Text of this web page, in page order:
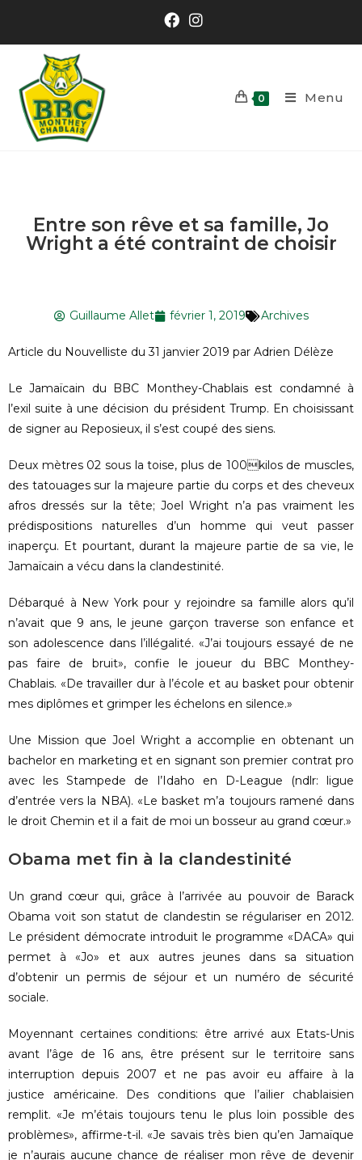
0 Menu
Entre son rêve et sa famille, Jo
Wright a été contraint de choisir
Guillaume Allet février 1, 2019 Archives
Article du Nouvelliste du 31 janvier 2019 par Adrien Délèze
Le Jamaïcain du BBC Monthey-Chablais est condamné à
l’exil suite à une décision du président Trump. En choisissant
de signer au Reposieux, il s’est coupé des siens.
Deux mètres 02 sous la toise, plus de 100kilos de muscles,
des tatouages sur la majeure partie du corps et des cheveux
afros dressés sur la tête; Joel Wright n’a pas vraiment les
prédispositions naturelles d’un homme qui veut passer
inaperçu. Et pourtant, durant la majeure partie de sa vie, le
Jamaïcain a vécu dans la clandestinité.
Débarqué à New York pour y rejoindre sa famille alors qu’il
n’avait que 9 ans, le jeune garçon traverse son enfance et
son adolescence dans l’illégalité. «J’ai toujours essayé de ne
pas faire de bruit», confie le joueur du BBC Monthey-
Chablais. «De travailler dur à l’école et au basket pour obtenir
mes diplômes et grimper les échelons en silence.»
Une Mission que Joel Wright a accomplie en obtenant un
bachelor en marketing et en signant son premier contrat pro
avec les Stampede de l’Idaho en D-League (ndlr: ligue
d’entrée vers la NBA). «Le basket m’a toujours ramené dans
le droit Chemin et il a fait de moi un bosseur au grand cœur.»
Obama met fin à la clandestinité
Un grand cœur qui, grâce à l’arrivée au pouvoir de Barack
Obama voit son statut de clandestin se régulariser en 2012.
Le président démocrate introduit le programme «DACA» qui
permet à «Jo» et aux autres jeunes dans sa situation
d’obtenir un permis de séjour et un numéro de sécurité
sociale.
Moyennant certaines conditions: être arrivé aux Etats-Unis
avant l’âge de 16 ans, être présent sur le territoire sans
interruption depuis 2007 et ne pas avoir eu affaire à la
justice américaine. Des conditions que l’ailier chablaisien
remplit. «Je m’étais toujours tenu le plus loin possible des
problèmes», affirme-t-il. «Je savais très bien qu’en Jamaïque
je n’aurais aucune chance de réaliser mon rêve de devenir